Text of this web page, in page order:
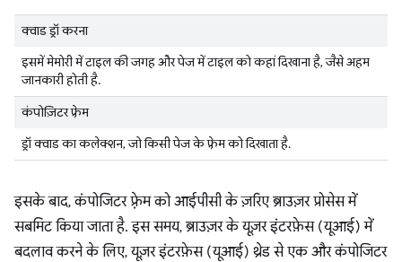
क्वाड ड्रॉ करना
इसमें मेमोरी में टाइल की जगह और पेज में टाइल को कहां दिखाना है, जैसे अहम
जानकारी होती है.
कंपोज़िटर फ़्रेम
ड्रॉ क्वाड का कलेक्शन, जो किसी पेज के फ़्रेम को दिखाता है.
इसके बाद, कंपोजिटर फ़्रेम को आईपीसी के ज़रिए ब्राउज़र प्रोसेस में
सबमिट किया जाता है. इस समय, ब्राउज़र के यूज़र इंटरफ़ेस (यूआई) में
बदलाव करने के लिए, यूज़र इंटरफ़ेस (यूआई) थ्रेड से एक और कंपोजिटर